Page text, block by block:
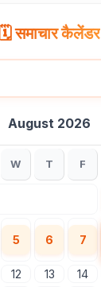
🗓️ समाचार कैलेंडर
August 2026
W T F
5 6 7
12 13 14